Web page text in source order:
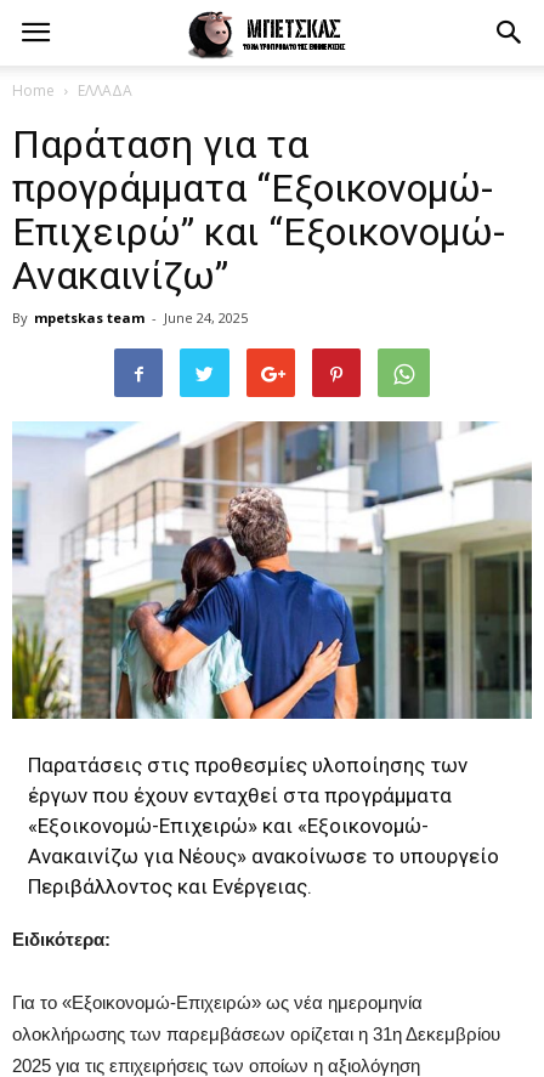
Home ΕΛΛΑΔΑ
Παράταση για τα
προγράμματα “Εξοικονομώ-
Επιχειρώ” και “Εξοικονομώ-
Ανακαινίζω”
By mpetskas team - June 24, 2025
Παρατάσεις στις προθεσμίες υλοποίησης των
έργων που έχουν ενταχθεί στα προγράμματα
«Εξοικονομώ-Επιχειρώ» και «Εξοικονομώ-
Ανακαινίζω για Νέους» ανακοίνωσε το υπουργείο
Περιβάλλοντος και Ενέργειας.
Ειδικότερα:
Για το «Εξοικονομώ-Επιχειρώ» ως νέα ημερομηνία
ολοκλήρωσης των παρεμβάσεων ορίζεται η 31η Δεκεμβρίου
2025 για τις επιχειρήσεις των οποίων η αξιολόγηση